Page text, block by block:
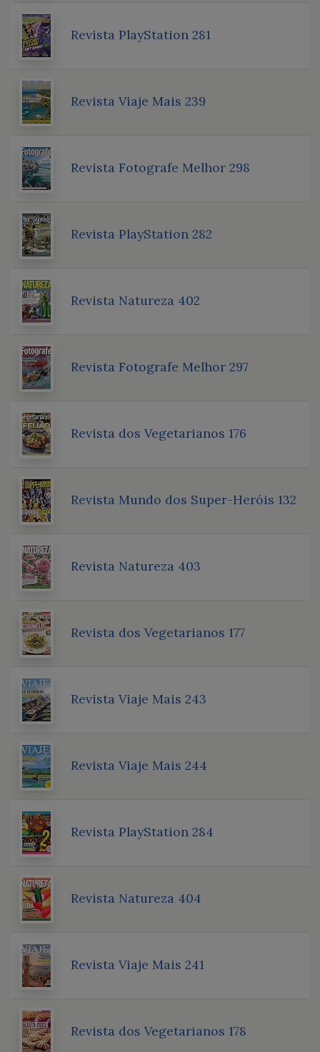
Revista PlayStation 281
Revista Viaje Mais 239
Revista Fotografe Melhor 298
Revista PlayStation 282
Revista Natureza 402
Revista Fotografe Melhor 297
Revista dos Vegetarianos 176
Revista Mundo dos Super-Heróis 132
Revista Natureza 403
Revista dos Vegetarianos 177
Revista Viaje Mais 243
Revista Viaje Mais 244
Revista PlayStation 284
Revista Natureza 404
Revista Viaje Mais 241
Revista dos Vegetarianos 178